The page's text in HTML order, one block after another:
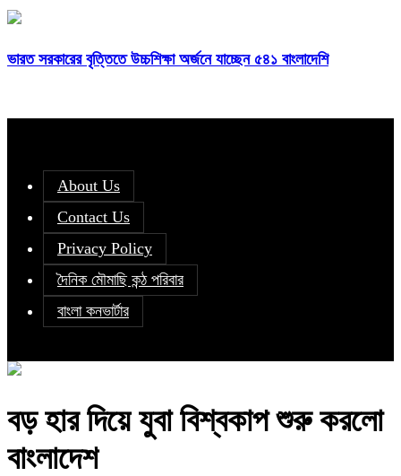
ভারত সরকারের বৃত্তিতে উচ্চশিক্ষা অর্জনে যাচ্ছেন ৫৪১ বাংলাদেশি
About Us
Contact Us
Privacy Policy
দৈনিক মৌমাছি কন্ঠ পরিবার
বাংলা কনভার্টার
বড় হার দিয়ে যুবা বিশ্বকাপ শুরু করলো
বাংলাদেশ